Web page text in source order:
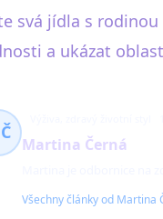
svá jídla s
a ukázat
Martina Černá
Všechny články od Martina